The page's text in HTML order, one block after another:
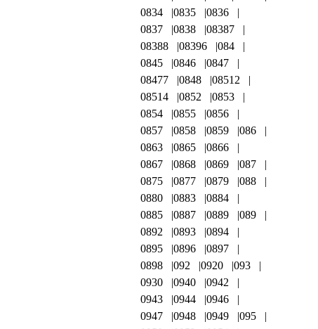
0834
0835
0836
0837
0838
08387
08388
08396
084
0845
0846
0847
08477
0848
08512
08514
0852
0853
0854
0855
0856
0857
0858 0859
086
0863
0865
0866
0867
0868 0869
087
0875
0877 0879
088
0880
0883
0884
0885
0887 0889
089
0892
0893
0894
0895
0896
0897
0898
092 0920
093
0930
0940
0942
0943
0944
0946
0947
0948 0949
095